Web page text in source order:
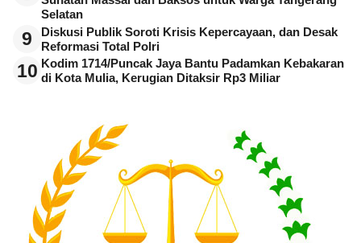
Selatan
9
Diskusi Publik Soroti Krisis Kepercayaan, dan Desak
Reformasi Total Polri
10 Kodim 1714/Puncak Jaya Bantu Padamkan Kebakaran
di Kota Mulia, Kerugian Ditaksir Rp3 Miliar